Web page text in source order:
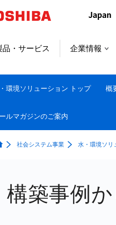
品・サービス 企業情報
環境ソリューション トップ 概
ルマガジンのご案内
社会システム事業 水・環境ソリ
構築事例